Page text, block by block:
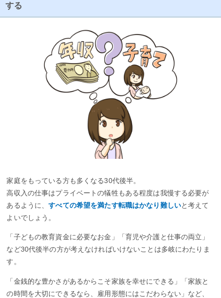
する
家庭をもっている方も多くなる30代後半。
高収入の仕事はプライベートの犠牲もある程度は我慢する必要が
あるように、すべての希望を満たす転職はかなり難しいと考えて
よいでしょう。
「子どもの教育資金に必要なお金」「育児や介護と仕事の両立」
など30代後半の方が考えなければいけないことは多岐にわたりま
す。
「金銭的な豊かさがあるからこそ家族を幸せにできる」「家族と
の時間を大切にできるなら、雇用形態にはこだわらない」など、